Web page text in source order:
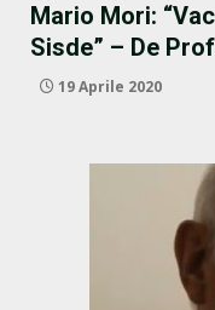
Mario Mori:
Sisde” – De
19 Aprile 2020